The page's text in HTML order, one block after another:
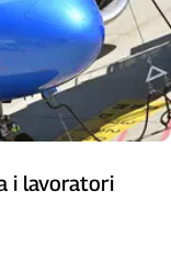
i lavoratori